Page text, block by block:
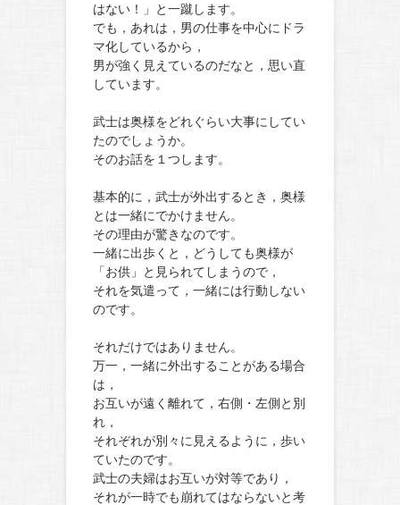
はない！」と一蹴します。
でも，あれは，男の仕事を中心にドラ
マ化しているから，
男が強く見えているのだなと，思い直
しています。
武士は奥様をどれぐらい大事にしてい
たのでしょうか。
そのお話を１つします。
基本的に，武士が外出するとき，奥様
とは一緒にでかけません。
その理由が驚きなのです。
一緒に出歩くと，どうしても奥様が
「お供」と見られてしまうので，
それを気遣って，一緒には行動しない
のです。
それだけではありません。
万一，一緒に外出することがある場合
は，
お互いが遠く離れて，右側・左側と別
れ，
それぞれが別々に見えるように，歩い
ていたのです。
武士の夫婦はお互いが対等であり，
それが一時でも崩れてはならないと考